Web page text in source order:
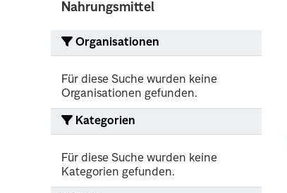
Nahrungsmittel
Organisationen
Für diese Suche wurden keine
Organisationen gefunden.
Kategorien
Für diese Suche wurden keine
Kategorien gefunden.